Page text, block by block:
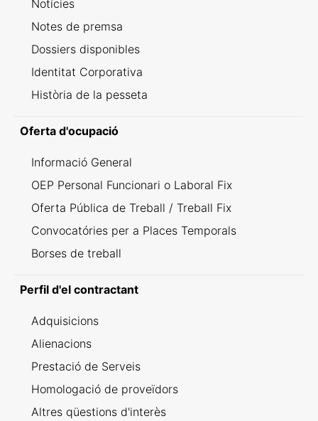
Notícies
Notes de premsa
Dossiers disponibles
Identitat Corporativa
Història de la pesseta
Oferta d'ocupació
Informació General
OEP Personal Funcionari o Laboral Fix
Oferta Pública de Treball / Treball Fix
Convocatóries per a Places Temporals
Borses de treball
Perfil d'el contractant
Adquisicions
Alienacions
Prestació de Serveis
Homologació de proveïdors
Altres qüestions d'interès